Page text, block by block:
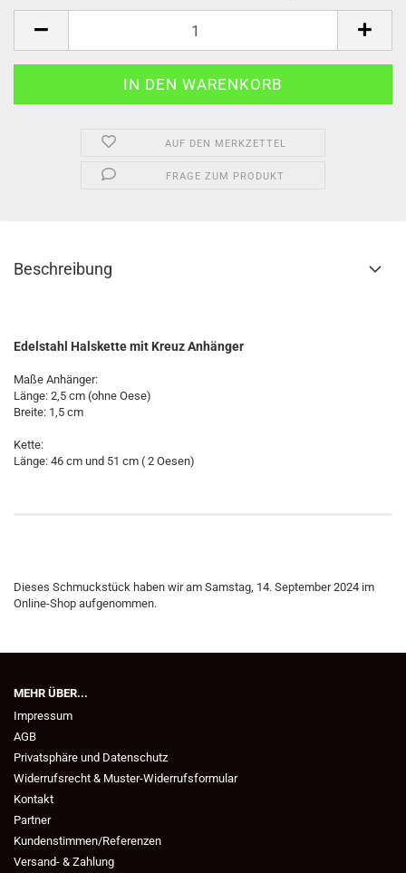
AUF DEN MERKZETTEL
FRAGE ZUM PRODUKT
Beschreibung
Edelstahl Halskette mit Kreuz Anhänger
Maße Anhänger:
Länge: 2,5 cm (ohne Oese)
Breite: 1,5 cm
Kette:
Länge: 46 cm und 51 cm ( 2 Oesen)
Dieses Schmuckstück haben wir am Samstag, 14. September 2024 im
Online-Shop aufgenommen.
MEHR ÜBER...
Impressum
AGB
Privatsphäre und Datenschutz
Widerrufsrecht & Muster-Widerrufsformular
Kontakt
Partner
Kundenstimmen/Referenzen
Versand- & Zahlung